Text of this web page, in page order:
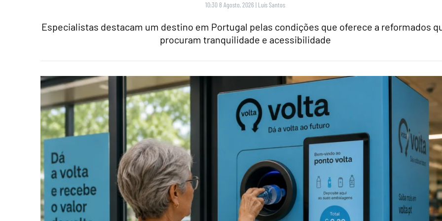
10:30 8 Agosto, 2026 | Luís Santos
Especialistas destacam um destino em Portugal pelas condições que oferece a reformados
procuram tranquilidade e acessibilidade